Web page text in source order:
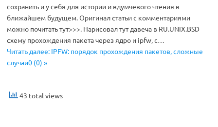
сохранить и у себя для истории и вдумчевого чтения в
ближайшем будущем. Оригинал статьи с комментариями
можно почитать тут>>>. Нарисовал тут давеча в RU.UNIX.BSD
схему прохождения пакета через ядро и ipfw, с…
Читать далее: IPFW: порядок прохождения пакетов, сложные
случаи0 (0) »
43 total views